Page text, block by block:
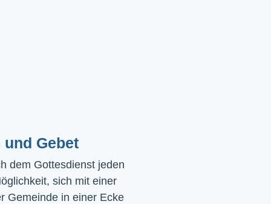
und Gebet
dem Gottesdienst jeden
sich mit einer
Gemeinde in einer Ecke